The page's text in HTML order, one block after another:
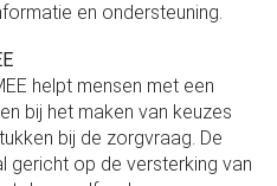
en ondersteuning.
helpt mensen met een
bij het maken van keuzes
bij de zorgvraag. De
gericht op de versterking van